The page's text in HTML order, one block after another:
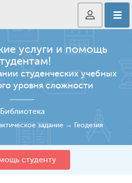
услуги и помощь
студенческих учебных
уровня сложности
Библиотека
задание → Геодезия
студенту